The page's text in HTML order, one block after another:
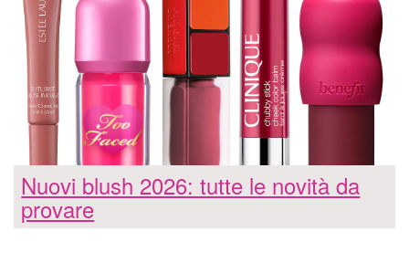
Nuovi blush 2026: tutte le novità da
provare